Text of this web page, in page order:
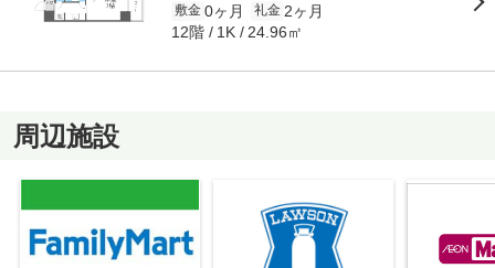
敷金 0ヶ月 礼金 2ヶ月
12階 1K 24.96㎡
周辺施設